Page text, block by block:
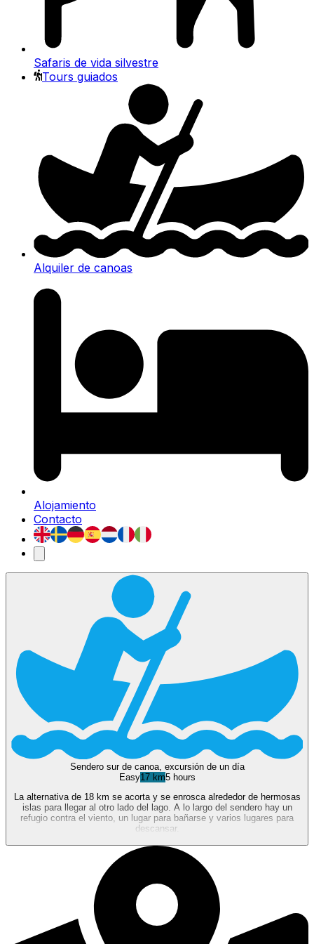
Safaris de vida silvestre
Tours guiados
Alquiler de canoas
Alojamiento
Contacto
Sendero sur de canoa, excursión de un día
Easy17 km5 hours
La alternativa de 18 km se acorta y se enrosca alrededor de hermosas
islas para llegar al otro lado del lago. A lo largo del sendero hay un
refugio contra el viento, un lugar para bañarse y varios lugares para
descansar.